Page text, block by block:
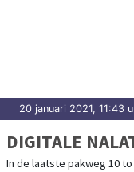
20 januari 2021, 11:43
DIGITALE
In de laatste pakweg 10 to